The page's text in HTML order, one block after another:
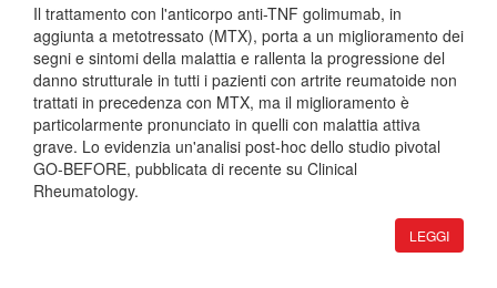
Il trattamento con l'anticorpo anti-TNF golimumab, in
aggiunta a metotressato (MTX), porta a un miglioramento dei
segni e sintomi della malattia e rallenta la progressione del
danno strutturale in tutti i pazienti con artrite reumatoide non
trattati in precedenza con MTX, ma il miglioramento è
particolarmente pronunciato in quelli con malattia attiva
grave. Lo evidenzia un'analisi post-hoc dello studio pivotal
GO-BEFORE, pubblicata di recente su Clinical
Rheumatology.
LEGGI